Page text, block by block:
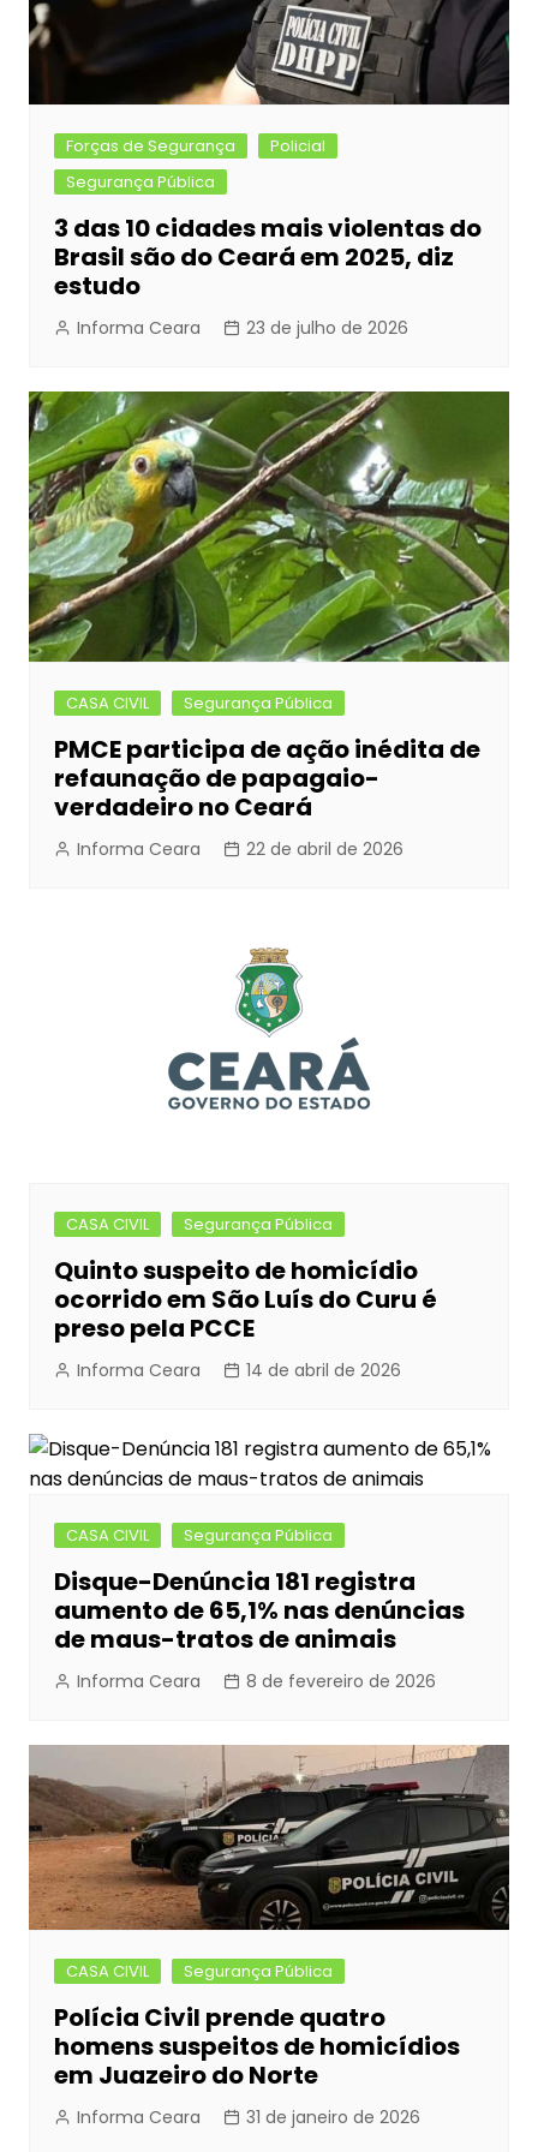
Forças de Segurança
Policial
Segurança Pública
3 das 10 cidades mais violentas do
Brasil são do Ceará em 2025, diz
estudo
Informa Ceara 23 de julho de 2026
CASA CIVIL Segurança Pública
PMCE participa de ação inédita de
refaunação de papagaio-
verdadeiro no Ceará
Informa Ceara 22 de abril de 2026
CASA CIVIL Segurança Pública
Quinto suspeito de homicídio
ocorrido em São Luís do Curu é
preso pela PCCE
Informa Ceara 14 de abril de 2026
CASA CIVIL Segurança Pública
Disque-Denúncia 181 registra
aumento de 65,1% nas denúncias
de maus-tratos de animais
Informa Ceara 8 de fevereiro de 2026
CASA CIVIL Segurança Pública
Polícia Civil prende quatro
homens suspeitos de homicídios
em Juazeiro do Norte
Informa Ceara 31 de janeiro de 2026